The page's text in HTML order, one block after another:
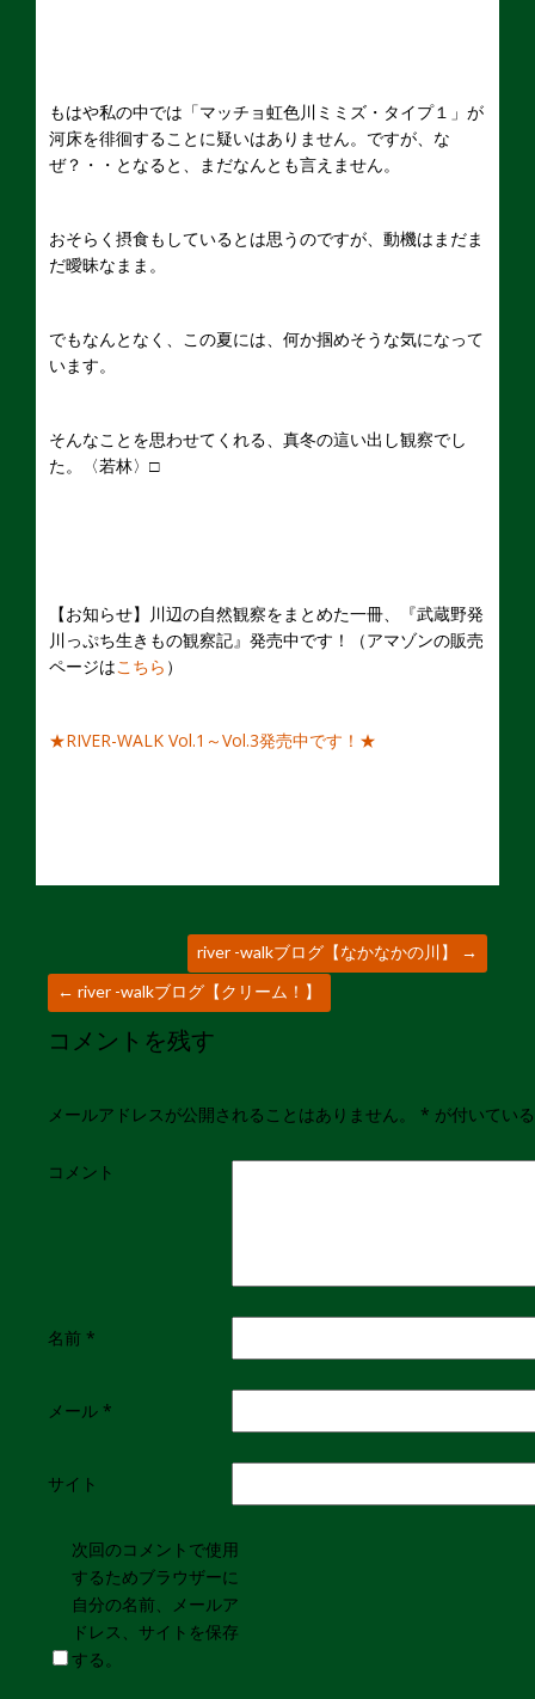
もはや私の中では「マッチョ虹色川ミミズ・タイプ１」が
河床を徘徊することに疑いはありません。ですが、な
ぜ？・・となると、まだなんとも言えません。
おそらく摂食もしているとは思うのですが、動機はまだま
だ曖昧なまま。
でもなんとなく、この夏には、何か掴めそうな気になって
います。
そんなことを思わせてくれる、真冬の這い出し観察でし
た。〈若林〉□
【お知らせ】川辺の自然観察をまとめた一冊、『武蔵野発
川っぷち生きもの観察記』発売中です！（アマゾンの販売
ページはこちら ）
★RIVER-WALK Vol.1～Vol.3発売中です！★
river -walkブログ【なかなかの川】
→
← river -walkブログ【クリーム！】
コメントを残す
メールアドレスが公開されることはありません。 * が付いてい
コメント
名前 *
メール *
サイト
次回のコメントで使用
するためブラウザーに
自分の名前、メールア
ドレス、サイトを保存
する。